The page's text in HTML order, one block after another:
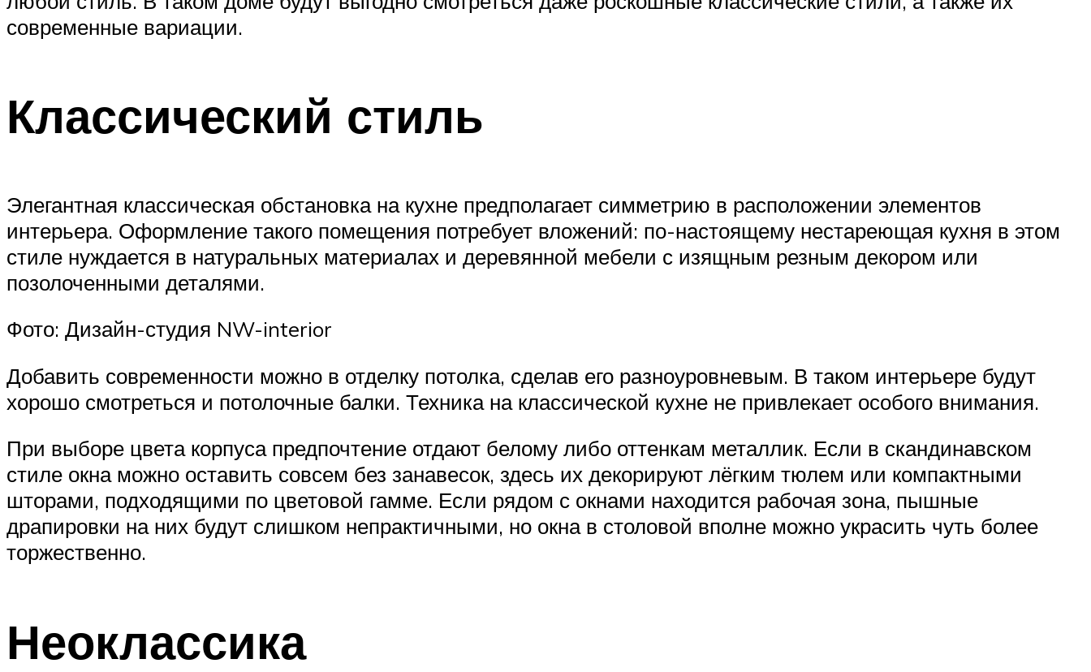
современные вариации.
Классический стиль
Элегантная классическая обстановка на кухне предполагает симметрию в расположении элементов
интерьера. Оформление такого помещения потребует вложений: по-настоящему нестареющая кухня в этом
стиле нуждается в натуральных материалах и деревянной мебели с изящным резным декором или
позолоченными деталями.
Фото: Дизайн-студия NW-interior
Добавить современности можно в отделку потолка, сделав его разноуровневым. В таком интерьере будут
хорошо смотреться и потолочные балки. Техника на классической кухне не привлекает особого внимания.
При выборе цвета корпуса предпочтение отдают белому либо оттенкам металлик. Если в скандинавском
стиле окна можно оставить совсем без занавесок, здесь их декорируют лёгким тюлем или компактными
шторами, подходящими по цветовой гамме. Если рядом с окнами находится рабочая зона, пышные
драпировки на них будут слишком непрактичными, но окна в столовой вполне можно украсить чуть более
торжественно.
Неоклассика